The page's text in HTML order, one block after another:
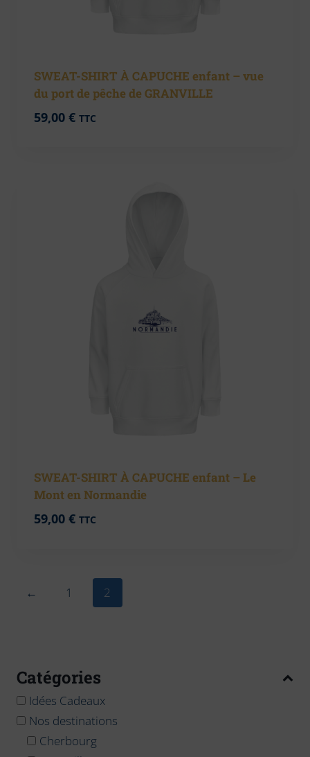
SWEAT-SHIRT À CAPUCHE enfant – vue
du port de pêche de GRANVILLE
59,00 € TTC
SWEAT-SHIRT À CAPUCHE enfant – Le
Mont en Normandie
59,00 € TTC
← 1 2
Catégories
Idées Cadeaux
Nos destinations
Cherbourg